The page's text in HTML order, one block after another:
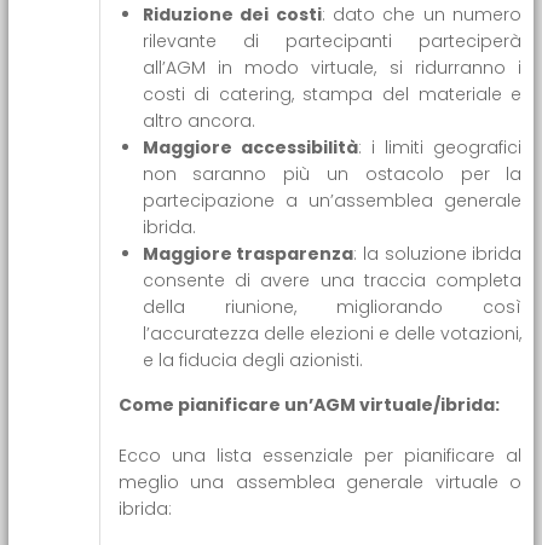
Riduzione dei costi: dato che un numero
rilevante di partecipanti parteciperà
all’AGM in modo virtuale, si ridurranno i
costi di catering, stampa del materiale e
altro ancora.
Maggiore accessibilità: i limiti geografici
non saranno più un ostacolo per la
partecipazione a un’assemblea generale
ibrida.
Maggiore trasparenza: la soluzione ibrida
consente di avere una traccia completa
della riunione, migliorando così
l’accuratezza delle elezioni e delle votazioni,
e la fiducia degli azionisti.
Come pianificare un’AGM virtuale/ibrida:
Ecco una lista essenziale per pianificare al
meglio una assemblea generale virtuale o
ibrida: